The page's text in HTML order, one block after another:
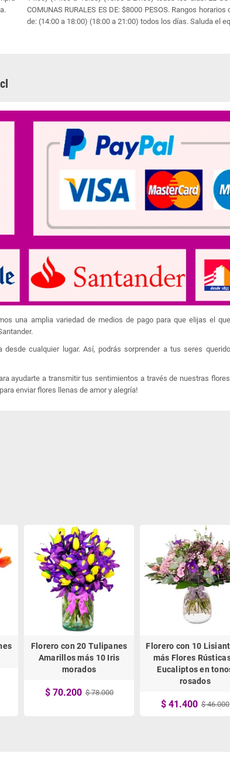
COMUNAS RURALES ES DE: $8000 PESOS. Rangos
de: (14:00 a 18:00) (18:00 a 21:00) todos los días. Saluda el
una amplia variedad de medios de pago para que elijas el
cualquier lugar. Así, podrás sorprender a tus seres
ayudarte a transmitir tus sentimientos a través de nuestras
enviar flores llenas de amor y alegría!
Florero con 20 Tulipanes
Amarillos más 10 Iris
morados
$ 70.200 $ 78.000
Florero con 10
más Flores
Eucaliptos en
rosados
$ 41.400 $ 46.000